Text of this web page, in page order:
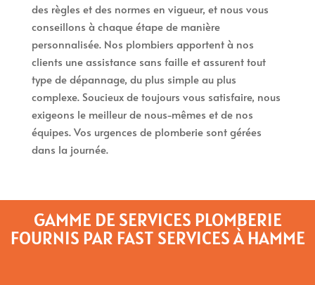
des règles et des normes en vigueur, et nous vous
conseillons à chaque étape de manière
personnalisée. Nos plombiers apportent à nos
clients une assistance sans faille et assurent tout
type de dépannage, du plus simple au plus
complexe. Soucieux de toujours vous satisfaire, nous
exigeons le meilleur de nous-mêmes et de nos
équipes. Vos urgences de plomberie sont gérées
dans la journée.
GAMME DE SERVICES PLOMBERIE
FOURNIS PAR FAST SERVICES À HAMME